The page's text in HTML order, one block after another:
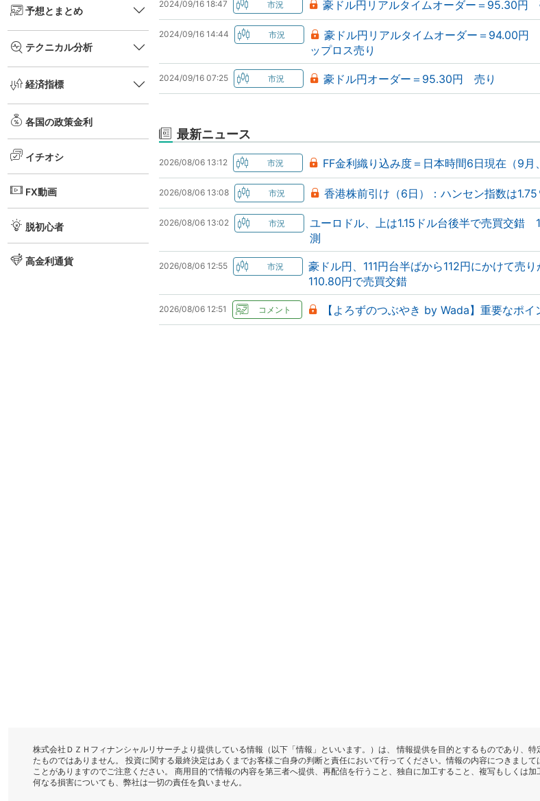
予想とまとめ
テクニカル分析
経済指標
各国の政策金利
イチオシ
FX動画
脱初心者
高金利通貨
2024/09/16 18:47 豪ドル円リアルタイムオーダー＝95.30円
2024/09/16 14:44
豪ドル円リアルタイムオーダー＝94.00円
ップロス売り
2024/09/16 07:25 豪ドル円オーダー＝95.30円 売り
最新ニュース
2026/08/06 13:12 FF金利織り込み度＝日本時間6日現在（9月
2026/08/06 13:08 香港株前引け（6日）：ハンセン指数は1.75
2026/08/06 13:02
ユーロドル、上は1.15ドル台後半で売買交錯
測
2026/08/06 12:55
豪ドル円、111円台半ばから112円にかけて売
110.80円で売買交錯
2026/08/06 12:51 【よろずのつぶやき by Wada】重要なポイ
株式会社ＤＺＨフィナンシャルリサーチより提供している情報（以下「情報」といいます。）は、 情報提供を目的とするものであり、
たものではありません。 投資に関する最終決定はあくまでお客様ご自身の判断と責任において行ってください。情報の内容につきまし
ことがありますのでご注意ください。 商用目的で情報の内容を第三者へ提供、再配信を行うこと、独自に加工すること、複写もしくは
何なる損害についても、弊社は一切の責任を負いません。